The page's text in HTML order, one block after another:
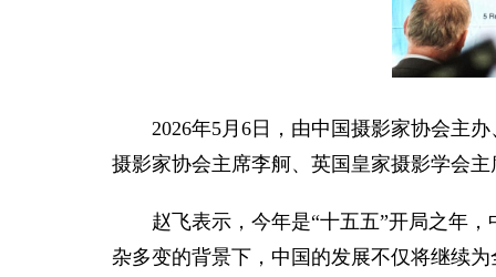
2026年5月6日，由中国摄影家协会主
摄影家协会主席李舸、英国皇家摄影学会
赵飞表示，今年是“十五五”开局之年
杂多变的背景下，中国的发展不仅将继续